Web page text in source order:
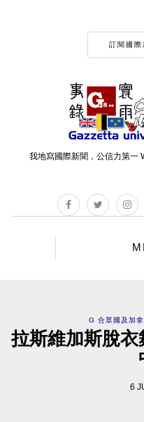
訂閱國
我地寫國際新聞，公信力第一
G 合眾國及加
拉斯維加斯脫
6